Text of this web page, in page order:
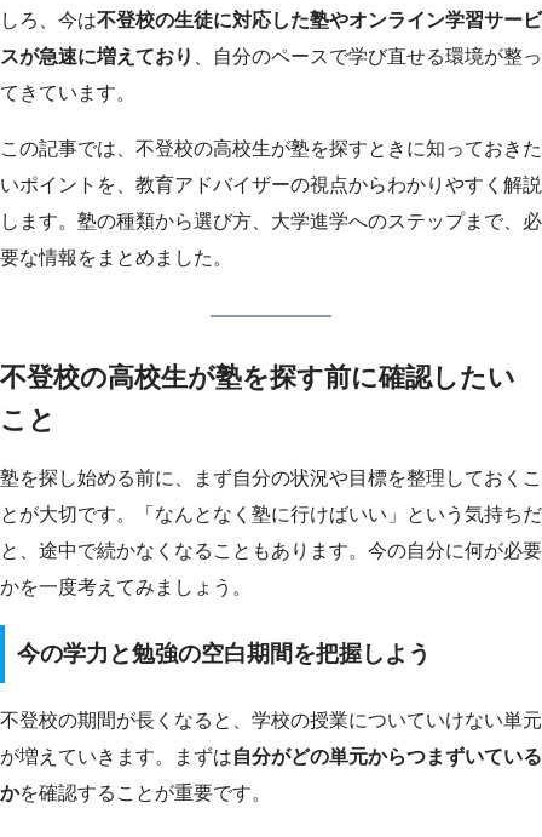
しろ、今は不登校の生徒に対応した塾やオンライン学習サービ
スが急速に増えており
、自分のペースで学び直せる環境が整っ
てきています。
この記事では、不登校の高校生が塾を探すときに知っておきた
いポイントを、教育アドバイザーの視点からわかりやすく解説
します。塾の種類から選び方、大学進学へのステップまで、必
要な情報をまとめました。
不登校の高校生が塾を探す前に確認したい
こと
塾を探し始める前に、まず自分の状況や目標を整理しておくこ
とが大切です。「なんとなく塾に行けばいい」という気持ちだ
と、途中で続かなくなることもあります。今の自分に何が必要
かを一度考えてみましょう。
今の学力と勉強の空白期間を把握しよう
不登校の期間が長くなると、学校の授業についていけない単元
が増えていきます。まずは自分がどの単元からつまずいている
かを確認することが重要です。